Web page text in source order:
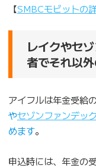
【SMBCモビットの
レイクやセ
者でそれ以
アイフルは年金受給
やセゾンファンデッ
めます。
申込時には、年金の